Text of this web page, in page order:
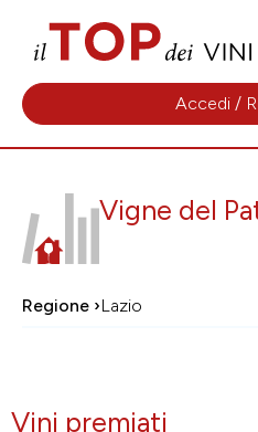
Accedi /
Vigne del
Regione ›Lazio
Vini premiati